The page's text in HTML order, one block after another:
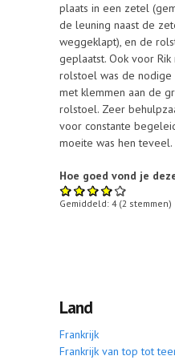
plaats in een zetel
de leuning naast de
weggeklapt), en de
geplaatst. Ook voor
rolstoel was de nodige
met klemmen aan de
rolstoel. Zeer
voor constante
moeite was hen teveel.
Hoe goed vond je
Gemiddeld: 4 (2 stemmen)
Land
Frankrijk
Frankrijk van top tot